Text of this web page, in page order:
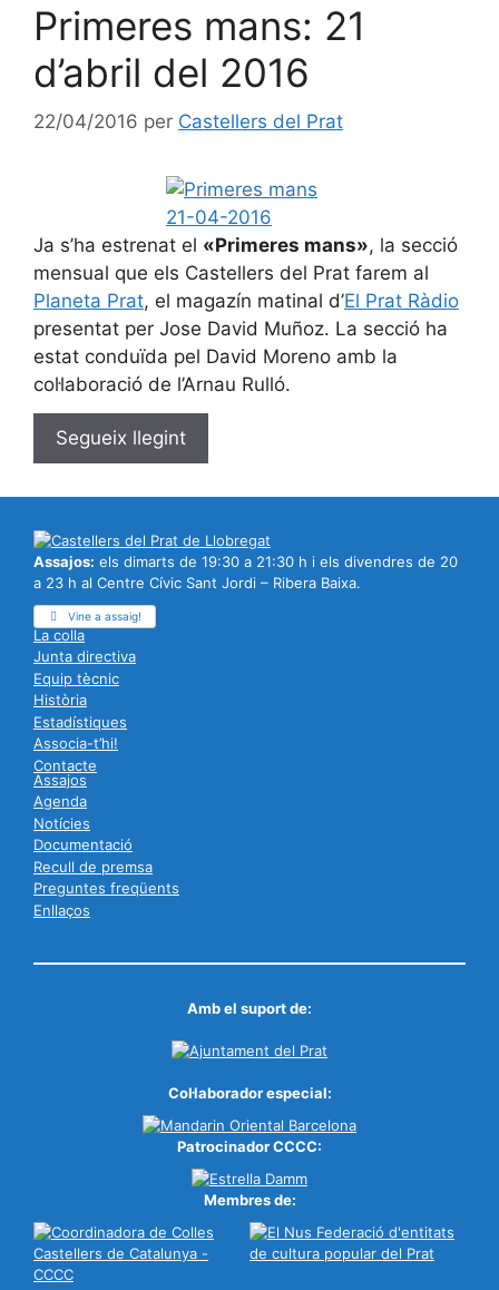
Primeres mans: 21
d’abril del 2016
22/04/2016 per Castellers del Prat
Ja s’ha estrenat el «Primeres mans», la secció
mensual que els Castellers del Prat farem al
Planeta Prat, el magazín matinal d’El Prat Ràdio
presentat per Jose David Muñoz. La secció ha
estat conduïda pel David Moreno amb la
col·laboració de l’Arnau Rulló.
Segueix llegint
Assajos: els dimarts de 19:30 a 21:30 h i els divendres de 20
a 23 h al Centre Cívic Sant Jordi – Ribera Baixa.
Vine a assaig!
La colla
Junta directiva
Equip tècnic
Història
Estadístiques
Associa-t’hi!
Contacte
Assajos
Agenda
Notícies
Documentació
Recull de premsa
Preguntes freqüents
Enllaços
Amb el suport de:
Col·laborador especial:
Patrocinador CCCC:
Membres de: